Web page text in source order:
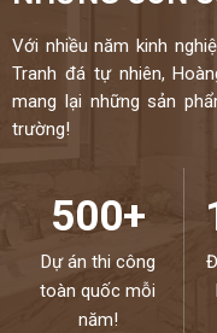
Với nhiều năm kinh
Tranh đá tự nhiên,
mang lại những sản
trường!
500+
Dự án thi công
toàn quốc mỗi
năm!